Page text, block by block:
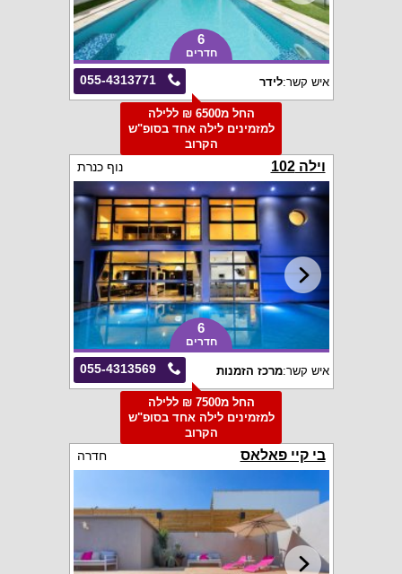
6
חדרים
055-4313771 איש קשר:לידר
החל מ6500 ₪ ללילה
למזמינים לילה אחד בסופ"ש
הקרוב
וילה 102 נוף כנרת
6
חדרים
055-4313569 איש קשר:מרכז הזמנות
החל מ7500 ₪ ללילה
למזמינים לילה אחד בסופ"ש
הקרוב
בי קיי פאלאס חדרה